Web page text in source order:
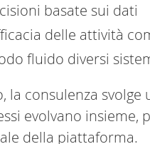
basate sui dati
delle attività
fluido diversi
la consulenza
evolvano
della piattaforma.